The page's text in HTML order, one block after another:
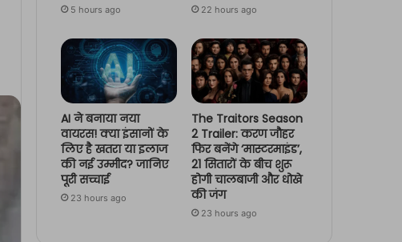
5 hours ago 22 hours ago
AI ने बनाया नया
वायरस! क्या इंसानों के
लिए है खतरा या इलाज
की नई उम्मीद? जानिए
पूरी सच्चाई
23 hours ago
The Traitors Season
2 Trailer: करण जौहर
फिर बनेंगे ‘मास्टरमाइंड’,
21 सितारों के बीच शुरू
होगी चालबाजी और धोखे
की जंग
23 hours ago